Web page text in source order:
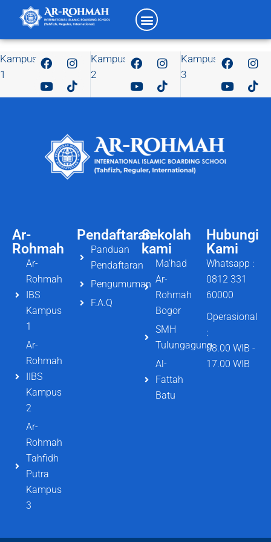
Kampus
1
Kampus
2
Kampus
3
Ar-
Rohmah
Ar-
Rohmah
IBS
Kampus
1
Ar-
Rohmah
IIBS
Kampus
2
Ar-
Rohmah
Tahfidh
Putra
Kampus
3
Pendaftaran
Panduan
Pendaftaran
Pengumuman
F.A.Q
Hubungi
Kami
Whatsapp :
0812 331
60000
Operasional
:
08.00 WIB -
17.00 WIB
Sekolah
kami
Ma'had
Ar-
Rohmah
Bogor
SMH
Tulungagung
Al-
Fattah
Batu